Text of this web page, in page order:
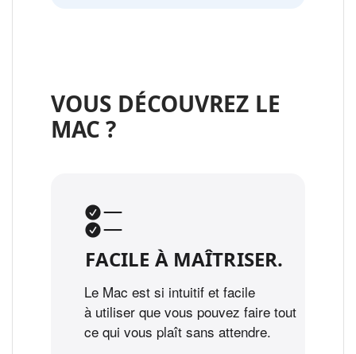
VOUS DÉCOUVREZ LE
MAC ?
FACILE À MAÎTRISER.
Le Mac est si intuitif et facile
à utiliser que vous pouvez faire tout
ce qui vous plaît sans attendre.